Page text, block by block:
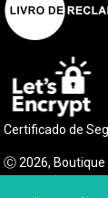
Certificado de
Ⓒ2026,